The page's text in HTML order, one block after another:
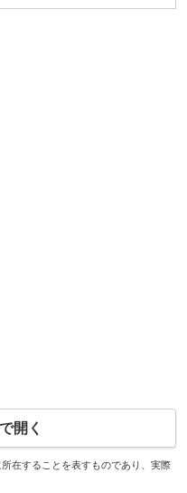
開く
在することを表すものであり、実際